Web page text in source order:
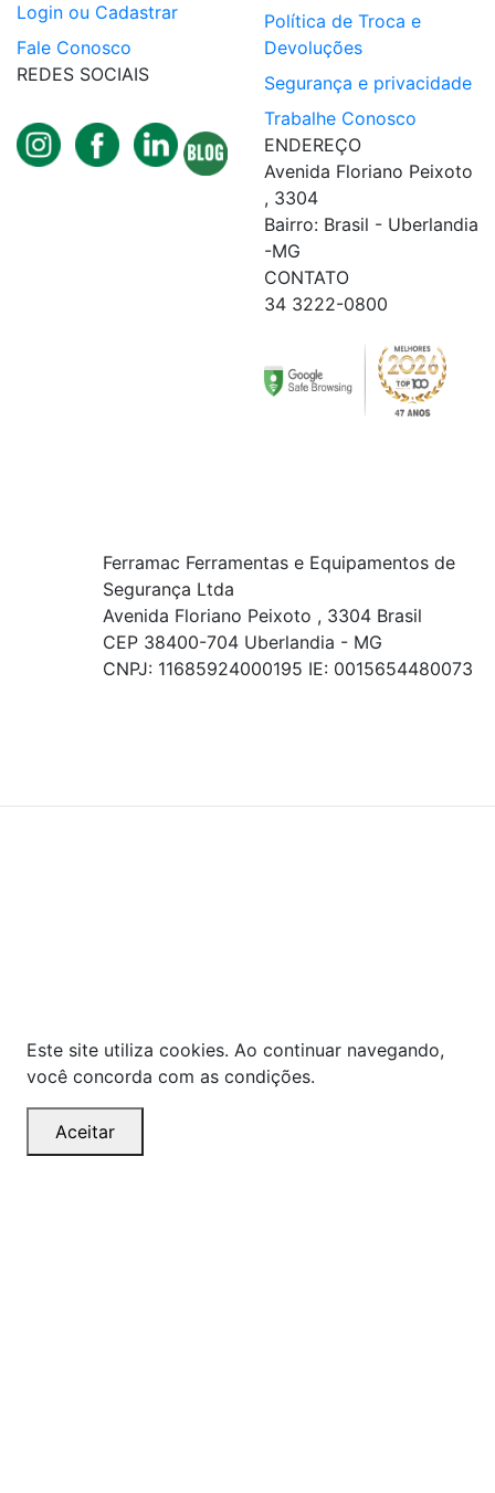
Login ou Cadastrar
Fale Conosco
REDES SOCIAIS
Política de Troca e
Devoluções
Segurança e privacidade
Trabalhe Conosco
ENDEREÇO
Avenida Floriano Peixoto
, 3304
Bairro: Brasil - Uberlandia
-MG
CONTATO
34 3222-0800
Ferramac Ferramentas e Equipamentos de
Segurança Ltda
Avenida Floriano Peixoto , 3304 Brasil
CEP 38400-704 Uberlandia - MG
CNPJ: 11685924000195 IE: 0015654480073
Este site utiliza cookies. Ao continuar navegando,
você concorda com as condições.
Aceitar